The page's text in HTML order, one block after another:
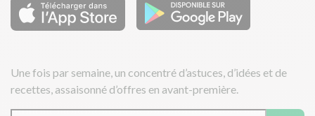
Une fois par semaine, un concentré d’astuces, d’idées et de
recettes, assaisonné d’offres en avant-première.